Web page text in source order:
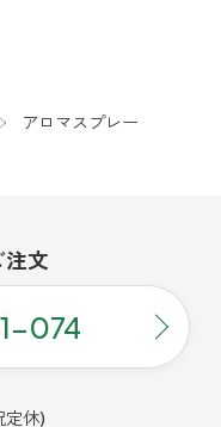
アロマスプレー
注文
074
休)